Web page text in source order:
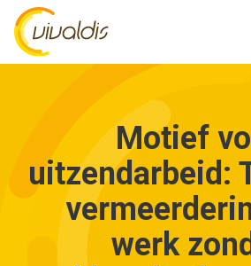
Vivaldis Interim
Motief
uitzendarbeid:
werk